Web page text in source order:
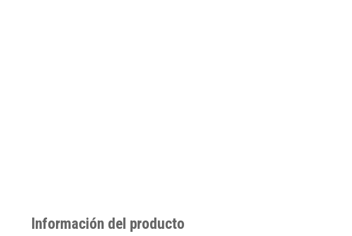
Información del producto